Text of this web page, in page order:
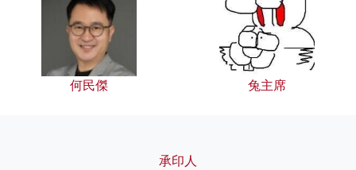
何民傑 兔主席
承印人